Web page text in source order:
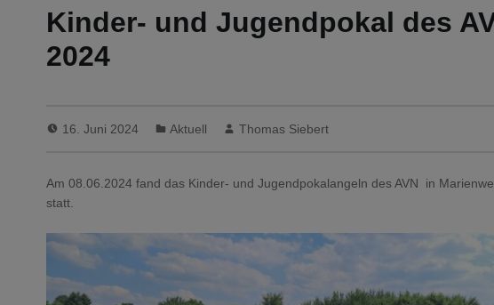
Kinder- und Jugendpokal des
2024
16. Juni 2024 Aktuell Thomas Siebert
Am 08.06.2024 fand das Kinder- und Jugendpokalangeln des AVN in
statt.